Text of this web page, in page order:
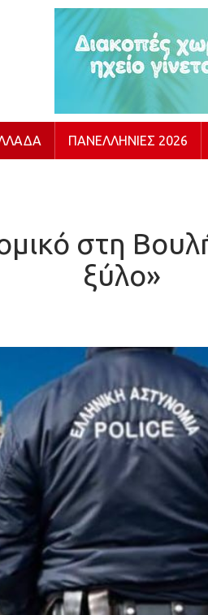
ΠΑΝΕΛΛΉΝΙΕΣ 2026
στη
ξύλο»